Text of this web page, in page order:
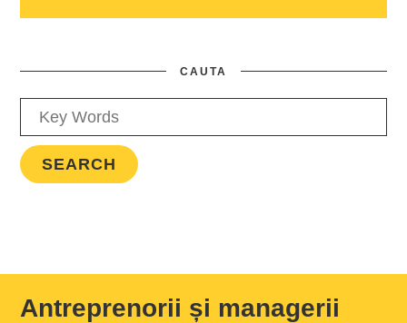
CAUTA
Antreprenorii și managerii